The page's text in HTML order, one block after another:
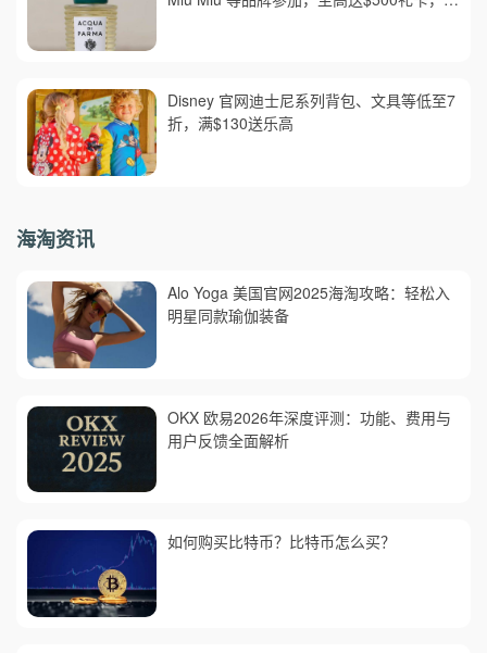
Disney 官网迪士尼系列背包、文具等低至7
折，满$130送乐高
海淘资讯
Alo Yoga 美国官网2025海淘攻略：轻松入
明星同款瑜伽装备
OKX 欧易2026年深度评测：功能、费用与
用户反馈全面解析
如何购买比特币？比特币怎么买？